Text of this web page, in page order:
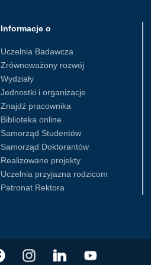
Informacje o
Uczelnia Badawcza
Zrównoważony rozwój
Wydziały
Jednostki i organizacje
Znajdź pracownika
Biblioteka online
Samorząd Studentów
Samorząd Doktorantów
Realizowane projekty
Uczelnia przyjazna rodzicom
Patronat Rektora